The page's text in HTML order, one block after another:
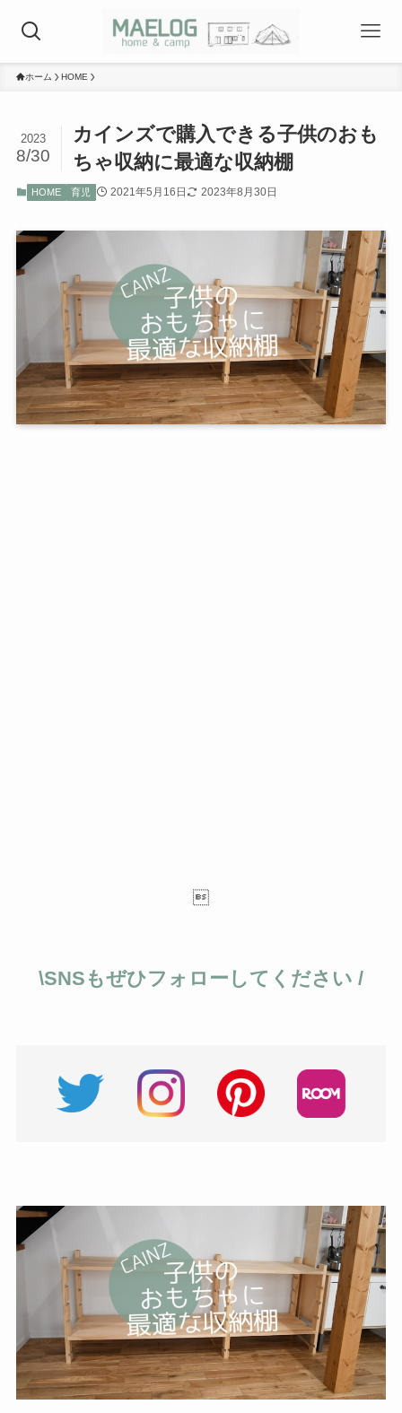
ホーム HOME
カインズで購入できる子供のおも
ちゃ収納に最適な収納棚
2023
8/30
HOME 育児 2021年5月16日 2023年8月30日

\SNSもぜひフォローしてください /